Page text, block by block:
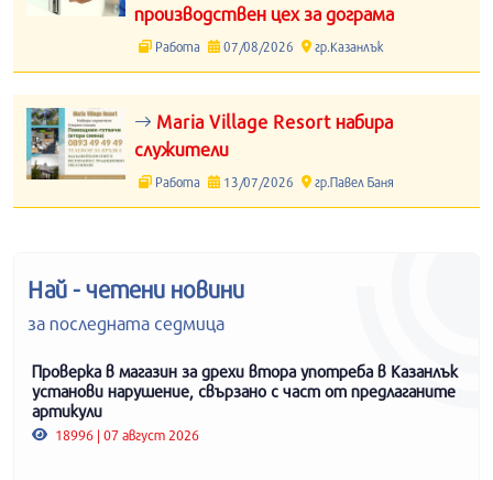
производствен цех за дограма
Работа 07/08/2026 гр.Казанлък
Maria Village Resort набира
служители
Работа 13/07/2026 гр.Павел Баня
Най - четени новини
за последната седмица
Проверка в магазин за дрехи втора употреба в Казанлък
установи нарушение, свързано с част от предлаганите
артикули
18996 | 07 август 2026